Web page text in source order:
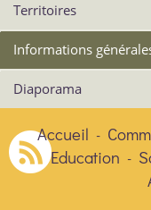
Territoires
Informations
Diaporama
Accueil -
Education -